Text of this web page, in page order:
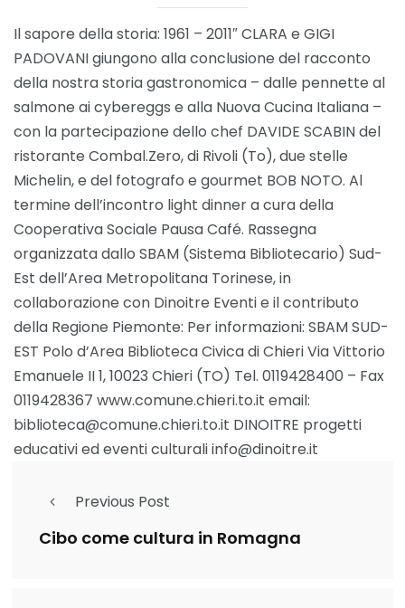
Il sapore della storia: 1961 – 2011″ CLARA e GIGI
PADOVANI giungono alla conclusione del racconto
della nostra storia gastronomica – dalle pennette al
salmone ai cybereggs e alla Nuova Cucina Italiana –
con la partecipazione dello chef DAVIDE SCABIN del
ristorante Combal.Zero, di Rivoli (To), due stelle
Michelin, e del fotografo e gourmet BOB NOTO. Al
termine dell’incontro light dinner a cura della
Cooperativa Sociale Pausa Café. Rassegna
organizzata dallo SBAM (Sistema Bibliotecario) Sud-
Est dell’Area Metropolitana Torinese, in
collaborazione con Dinoitre Eventi e il contributo
della Regione Piemonte: Per informazioni: SBAM SUD-
EST Polo d’Area Biblioteca Civica di Chieri Via Vittorio
Emanuele II 1, 10023 Chieri (TO) Tel. 0119428400 – Fax
0119428367 www.comune.chieri.to.it email:
biblioteca@comune.chieri.to.it DINOITRE progetti
educativi ed eventi culturali info@dinoitre.it
Previous Post
Cibo come cultura in Romagna